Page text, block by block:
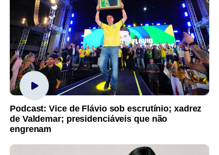
Podcast: Vice de Flávio sob escrutínio; xadrez
de Valdemar; presidenciáveis que não
engrenam